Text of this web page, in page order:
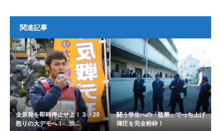
関連記事
全原発を即時停止せよ！３・20
怒りの大デモへ！ 渋...
闘う学生への「監禁」でっち上げ
弾圧を完全粉砕！